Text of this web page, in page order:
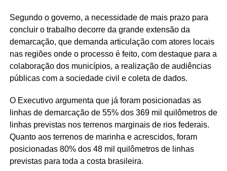
Segundo o governo, a necessidade de mais prazo para
concluir o trabalho decorre da grande extensão da
demarcação, que demanda articulação com atores locais
nas regiões onde o processo é feito, com destaque para a
colaboração dos municípios, a realização de audiências
públicas com a sociedade civil e coleta de dados.
O Executivo argumenta que já foram posicionadas as
linhas de demarcação de 55% dos 369 mil quilômetros de
linhas previstas nos terrenos marginais de rios federais.
Quanto aos terrenos de marinha e acrescidos, foram
posicionadas 80% dos 48 mil quilômetros de linhas
previstas para toda a costa brasileira.